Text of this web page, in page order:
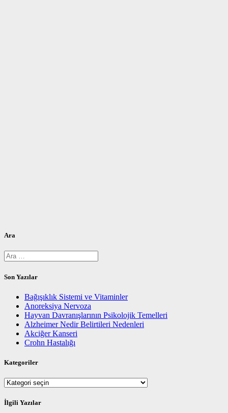
Ara
Arama:
Son Yazılar
Bağışıklık Sistemi ve Vitaminler
Anoreksiya Nervoza
Hayvan Davranışlarının Psikolojik Temelleri
Alzheimer Nedir Belirtileri Nedenleri
Akciğer Kanseri
Crohn Hastalığı
Kategoriler
Kategoriler
İlgili Yazılar